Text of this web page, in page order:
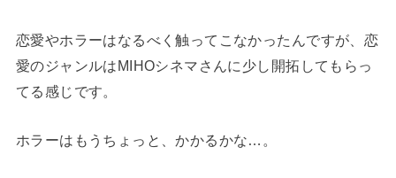
恋愛やホラーはなるべく触ってこなかったんですが、恋
愛のジャンルはMIHOシネマさんに少し開拓してもらっ
てる感じです。
ホラーはもうちょっと、かかるかな…。